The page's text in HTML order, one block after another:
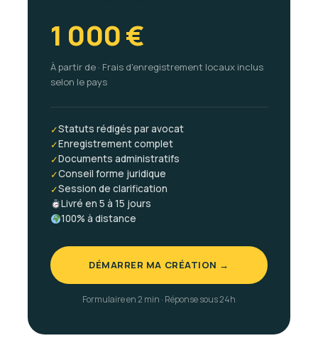
1 000 €
À partir de · Frais d'enregistrement locaux inclus
selon le pays
✓Statuts rédigés par avocat
✓Enregistrement complet
✓Documents administratifs
✓Conseil forme juridique
✓Session de clarification
Livré en 5 à 15 jours
100% à distance
DÉMARRER MA CRÉATION →
Formulaire en 2 min · Réponse sous 24h